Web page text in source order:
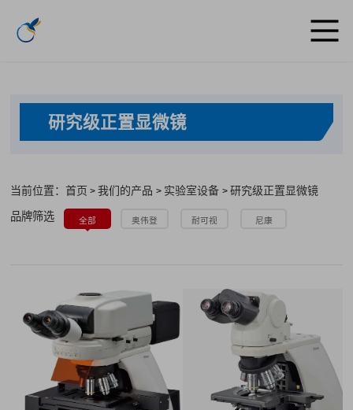
研究级正置显微镜
当前位置：首页 >我们的产品> 实验室设备>研究级正置显微镜
品牌筛选 全部 奥伟登 耐可视 尼康